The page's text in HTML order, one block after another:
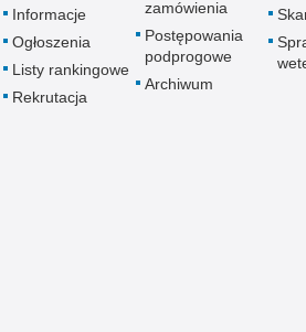
Informacje
Ogłoszenia
Listy rankingowe
Rekrutacja
zamówienia
Postępowania
podprogowe
Archiwum